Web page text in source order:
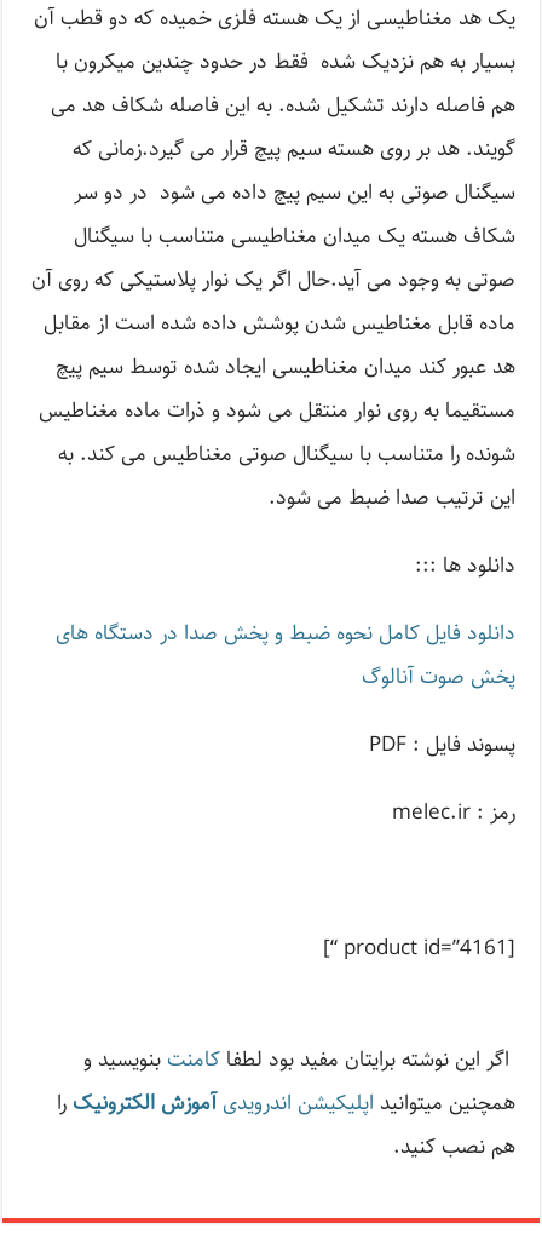
یک هد مغناطیسی از یک هسته فلزی خمیده که دو قطب آن
بسیار به هم نزدیک شده فقط در حدود چندین میکرون با
هم فاصله دارند تشکیل شده. به این فاصله شکاف هد می
گویند. هد بر روی هسته سیم پیچ قرار می گیرد.زمانی که
سیگنال صوتی به این سیم پیچ داده می شود در دو سر
شکاف هسته یک میدان مغناطیسی متناسب با سیگنال
صوتی به وجود می آید.حال اگر یک نوار پلاستیکی که روی آن
ماده قابل مغناطیس شدن پوشش داده شده است از مقابل
هد عبور کند میدان مغناطیسی ایجاد شده توسط سیم پیچ
مستقیما به روی نوار منتقل می شود و ذرات ماده مغناطیس
شونده را متناسب با سیگنال صوتی مغناطیس می کند. به
این ترتیب صدا ضبط می شود.
دانلود ها :::
دانلود فایل کامل نحوه ضبط و پخش صدا در دستگاه های
پخش صوت آنالوگ
پسوند فایل : PDF
رمز : melec.ir
[product id=”4161 “]
اگر این نوشته‌ برایتان مفید بود لطفاکامنت بنویسید و
همچنین میتوانید اپلیکیشن اندرویدیآموزش الکترونیک را
هم نصب کنید.